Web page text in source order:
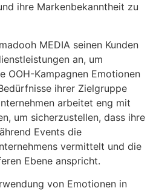
ihre Markenbekanntheit zu
MEDIA seinen Kunden
an, um
OOH-Kampagnen Emotionen
ihrer Zielgruppe
arbeitet eng mit
um sicherzustellen, dass ihre
Events die
vermittelt und die
Ebene anspricht.
von Emotionen in